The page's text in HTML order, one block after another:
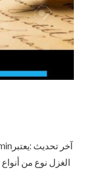
الغزل نوع من